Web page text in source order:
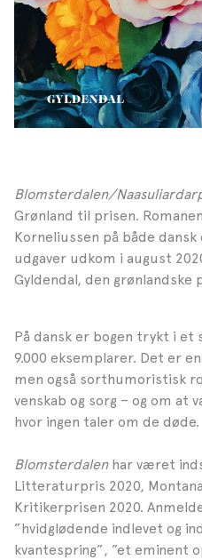
Blomsterdalen/
Grønland til prisen.
Korneliussen på både dansk
udgaver udkom i august
Gyldendal, den grønlandske
På dansk er bogen trykt i et
9.000 eksemplarer. Det er
men også sorthumoristisk
venskab og sorg – og om
hvor ingen taler om de døde.
Blomsterdalen har været
Litteraturpris 2020,
Kritikerprisen 2020.
”hvidglødende indlevet og
kvantespring”, ”et eminent